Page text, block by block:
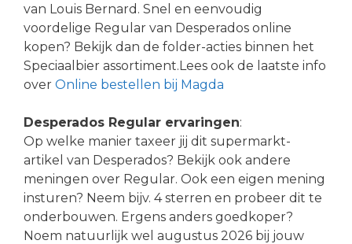
van Louis Bernard. Snel en eenvoudig
voordelige Regular van Desperados online
kopen? Bekijk dan de folder-acties binnen het
Speciaalbier assortiment.Lees ook de laatste info
over Online bestellen bij Magda
Desperados Regular ervaringen:
Op welke manier taxeer jij dit supermarkt-
artikel van Desperados? Bekijk ook andere
meningen over Regular. Ook een eigen mening
insturen? Neem bijv. 4 sterren en probeer dit te
onderbouwen. Ergens anders goedkoper?
Noem natuurlijk wel augustus 2026 bij jouw